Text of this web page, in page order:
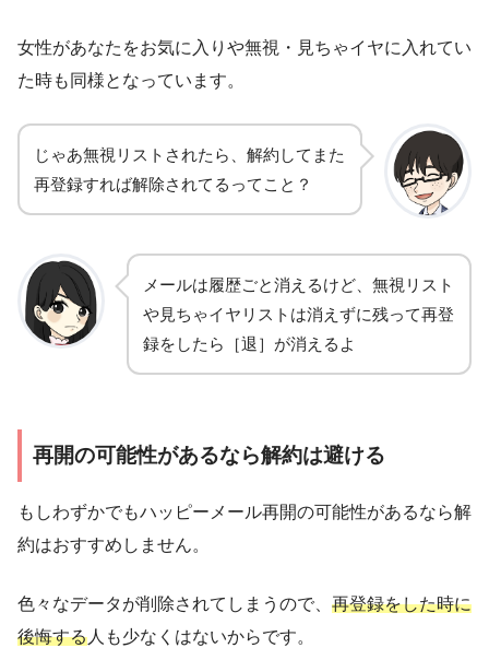
女性があなたをお気に入りや無視・見ちゃイヤに入れてい
た時も同様となっています。
じゃあ無視リストされたら、解約してまた
再登録すれば解除されてるってこと？
メールは履歴ごと消えるけど、無視リスト
や見ちゃイヤリストは消えずに残って再登
録をしたら［退］が消えるよ
再開の可能性があるなら解約は避ける
もしわずかでもハッピーメール再開の可能性があるなら解
約はおすすめしません。
色々なデータが削除されてしまうので、 再登録をした時に
後悔する人も少なくはないからです。